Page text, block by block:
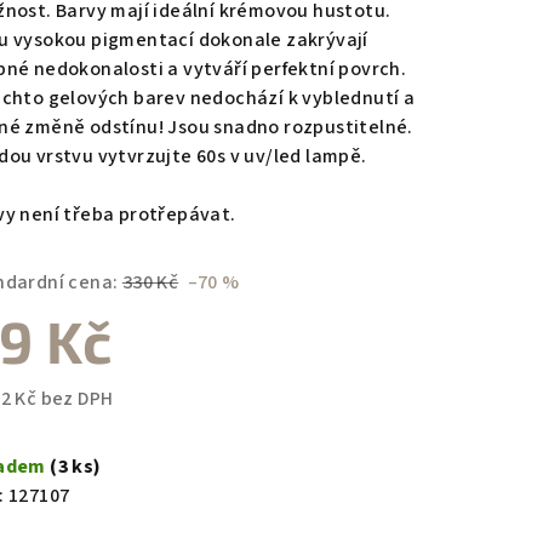
Barvy mají ideální krémovou hustotu.
vysokou pigmentací dokonale zakrývají
nedokonalosti a vytváří perfektní povrch.
gelových barev nedochází k vyblednutí a
změně odstínu! Jsou snadno rozpustitelné.
vrstvu vytvrzujte 60s v uv/led lampě.
není třeba protřepávat.
cena: 330 Kč –70 %
Kč
Kč bez DPH
(3 ks)
127107